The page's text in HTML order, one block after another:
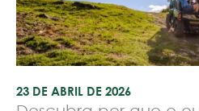
23 DE ABRIL DE 2026